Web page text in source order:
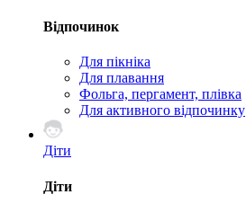
Відпочинок
Для пікніка
Для плавання
Фольга, пергамент, плівка
Для активного відпочинку
Діти
Діти